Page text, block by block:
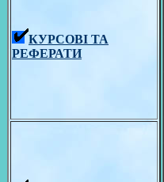
КУРСОВІ ТА
РЕФЕРАТИ